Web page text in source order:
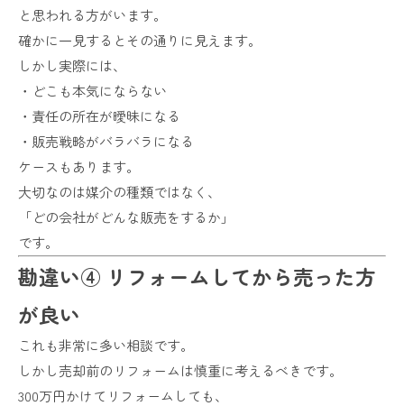
と思われる方がいます。
確かに一見するとその通りに見えます。
しかし実際には、
・どこも本気にならない
・責任の所在が曖昧になる
・販売戦略がバラバラになる
ケースもあります。
大切なのは媒介の種類ではなく、
「どの会社がどんな販売をするか」
です。
勘違い④ リフォームしてから売った方
が良い
これも非常に多い相談です。
しかし売却前のリフォームは慎重に考えるべきです。
300万円かけてリフォームしても、